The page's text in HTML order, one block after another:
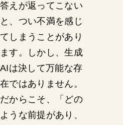
答えが返ってこない
と、つい不満を感じ
てしまうことがあり
ます。しかし、生成
AIは決して万能な存
在ではありません。
だからこそ、「どの
ような前提があり、